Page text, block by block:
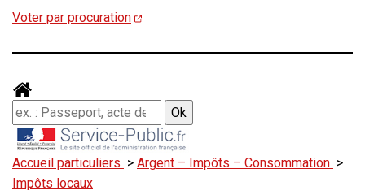
Voter par procuration
Accueil particuliers > Argent – Impôts – Consommation >
Impôts locaux